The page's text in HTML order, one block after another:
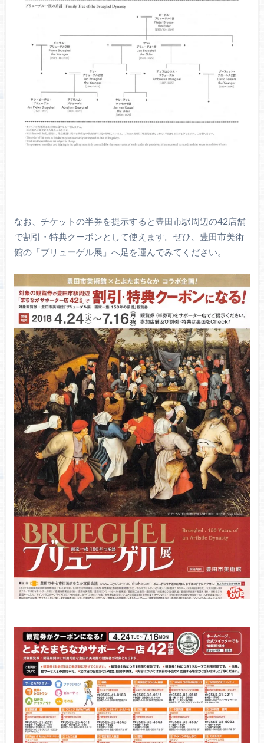
なお、チケットの半券を提示すると豊田市駅周辺の42店舗
で割引・特典クーポンとして使えます。ぜひ、豊田市美術
館の「ブリューゲル展」へ足を運んでみてください。